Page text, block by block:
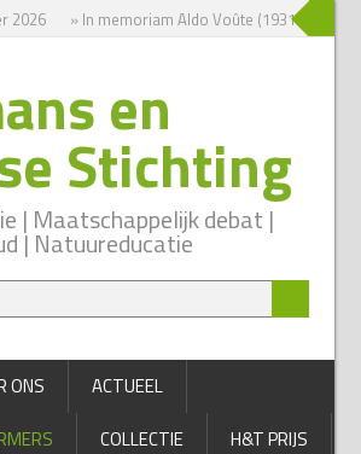
» In memoriam Aldo Voûte (1931-2026)
en
Stichting
| Maatschappelijk debat |
| Natuureducatie
ONS
ACTUEEL
COLLECTIE
H&T PRIJS